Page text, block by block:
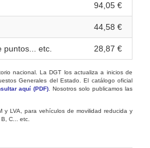
94,05 €
44,58 €
puntos... etc. 28,87 €
nacional. La DGT los actualiza a inicios de
Generales del Estado. El catálogo oficial
aquí (PDF) . Nosotros solo publicamos las
y LVA, para vehículos de movilidad reducida y
C... etc.